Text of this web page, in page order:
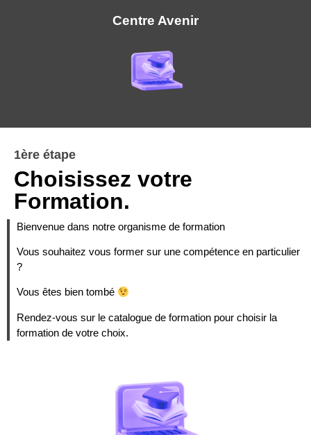
Centre Avenir
1ère étape
Choisissez votre
Formation.
Bienvenue dans notre organisme de formation
Vous souhaitez vous former sur une compétence en particulier
?
Vous êtes bien tombé
Rendez-vous sur le catalogue de formation pour choisir la
formation de votre choix.